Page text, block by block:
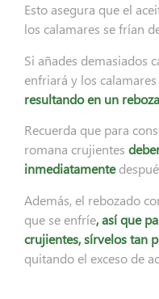
Esto asegura que el
los calamares se frían
Si añades demasiados
enfriará y los
resultando en un
Recuerda que para
romana crujientes
inmediatamente
Además, el rebozado
que se enfríe, así que
crujientes, sírvelos tan
quitando el exceso de